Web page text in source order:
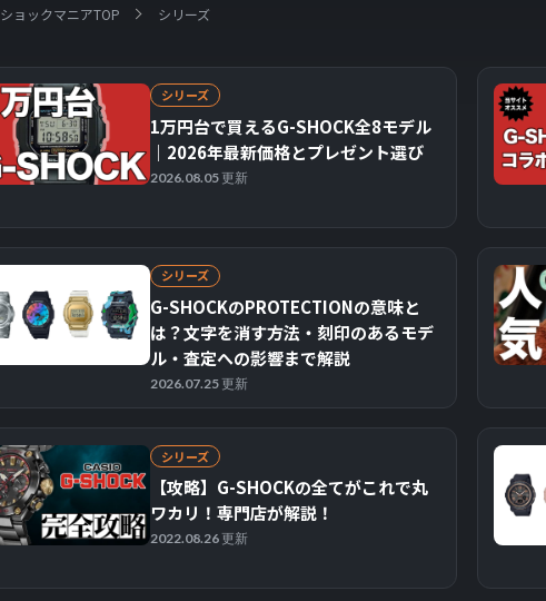
ショックマニアTOP シリーズ
シリーズ
1万円台で買えるG-SHOCK全8モデル
｜2026年最新価格とプレゼント選び
2026.08.05 更新
シリーズ
G-SHOCKのPROTECTIONの意味と
は？文字を消す方法・刻印のあるモデ
ル・査定への影響まで解説
2026.07.25 更新
シリーズ
【攻略】G-SHOCKの全てがこれで丸
ワカリ！専門店が解説！
2022.08.26 更新